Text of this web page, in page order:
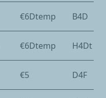
€6Dtemp B4D
€6Dtemp H4Dt
€5 D4F